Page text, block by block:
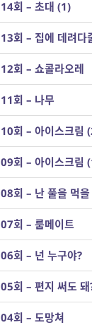
14회 – 초대 (1)
13회 – 집에 데려다
12회 – 쇼콜라오레
11회 – 나무
10회 – 아이스크림
09회 – 아이스크림
08회 – 난 풀을 먹을
07회 – 룸메이트
06회 – 넌 누구야?
05회 – 편지 써도 돼
04회 – 도망쳐